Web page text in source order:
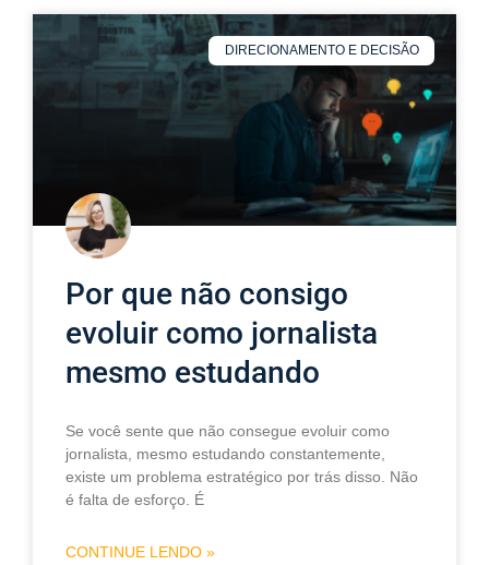
DIRECIONAMENTO E DECISÃO
Por que não consigo
evoluir como jornalista
mesmo estudando
Se você sente que não consegue evoluir como
jornalista, mesmo estudando constantemente,
existe um problema estratégico por trás disso. Não
é falta de esforço. É
CONTINUE LENDO »